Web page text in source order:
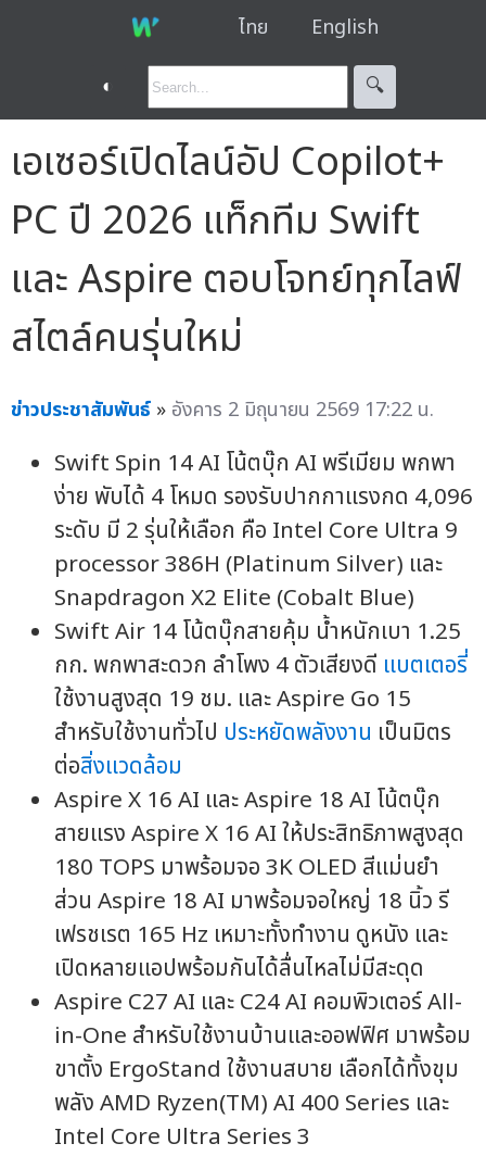
ไทย English
◐ 🔍︎
เอเซอร์เปิดไลน์อัป Copilot+
PC ปี 2026 แท็กทีม Swift
และ Aspire ตอบโจทย์ทุกไลฟ์
สไตล์คนรุ่นใหม่
ข่าวประชาสัมพันธ์ » อังคาร 2 มิถุนายน 2569 17:22 น.
Swift Spin 14 AI โน้ตบุ๊ก AI พรีเมียม พกพา
ง่าย พับได้ 4 โหมด รองรับปากกาแรงกด 4,096
ระดับ มี 2 รุ่นให้เลือก คือ Intel Core Ultra 9
processor 386H (Platinum Silver) และ
Snapdragon X2 Elite (Cobalt Blue)
Swift Air 14 โน้ตบุ๊กสายคุ้ม น้ำหนักเบา 1.25
กก. พกพาสะดวก ลำโพง 4 ตัวเสียงดี แบตเตอรี่
ใช้งานสูงสุด 19 ชม. และ Aspire Go 15
สำหรับใช้งานทั่วไป ประหยัดพลังงาน เป็นมิตร
ต่อสิ่งแวดล้อม
Aspire X 16 AI และ Aspire 18 AI โน้ตบุ๊ก
สายแรง Aspire X 16 AI ให้ประสิทธิภาพสูงสุด
180 TOPS มาพร้อมจอ 3K OLED สีแม่นยำ
ส่วน Aspire 18 AI มาพร้อมจอใหญ่ 18 นิ้ว รี
เฟรชเรต 165 Hz เหมาะทั้งทำงาน ดูหนัง และ
เปิดหลายแอปพร้อมกันได้ลื่นไหลไม่มีสะดุด
Aspire C27 AI และ C24 AI คอมพิวเตอร์ All-
in-One สำหรับใช้งานบ้านและออฟฟิศ มาพร้อม
ขาตั้ง ErgoStand ใช้งานสบาย เลือกได้ทั้งขุม
พลัง AMD Ryzen(TM) AI 400 Series และ
Intel Core Ultra Series 3